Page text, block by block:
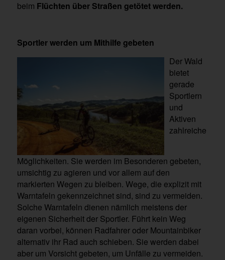
beim Flüchten über Straßen getötetwerden.
Sportler werden um Mithilfe gebeten
Der Wald
bietet
gerade
Sportlern
und
Aktiven
zahlreiche
Möglichkeiten. Sie werden im Besonderen gebeten,
umsichtig zu agieren und vor allem auf den
markierten Wegen zu bleiben. Wege, die explizit mit
Warntafeln gekennzeichnet sind, sind zu vermeiden.
Solche Warntafeln dienen nämlich meistens der
eigenen Sicherheit der Sportler. Führt kein Weg
daran vorbei, können Radfahrer oder Mountainbiker
alternativ ihr Rad auch schieben. Sie werden dabei
aber um Vorsicht gebeten, um Unfälle zu vermeiden.